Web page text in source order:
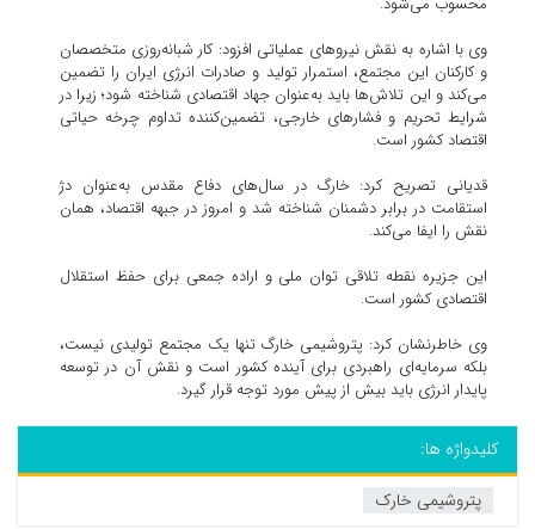
وی با اشاره به نقش نیروهای عملیاتی افزود: کار شبانه‌روزی متخصصان
و کارکنان این مجتمع، استمرار تولید و صادرات انرژی ایران را تضمین
می‌کند و این تلاش‌ها باید به‌عنوان جهاد اقتصادی شناخته شود؛ زیرا در
شرایط تحریم و فشارهای خارجی، تضمین‌کننده تداوم چرخه حیاتی
اقتصاد کشور است.
قدیانی تصریح کرد: خارگ در سال‌های دفاع مقدس به‌عنوان دژ
استقامت در برابر دشمنان شناخته شد و امروز در جبهه اقتصاد، همان
نقش را ایفا می‌کند.
این جزیره نقطه تلاقی توان ملی و اراده جمعی برای حفظ استقلال
اقتصادی کشور است.
وی خاطرنشان کرد: پتروشیمی خارگ تنها یک مجتمع تولیدی نیست،
بلکه سرمایه‌ای راهبردی برای آینده کشور است و نقش آن در توسعه
پایدار انرژی باید بیش از پیش مورد توجه قرار گیرد.
کلیدواژه ها:
پتروشیمی خارک